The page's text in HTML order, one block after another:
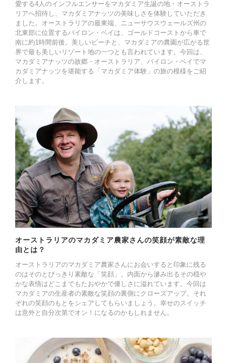
愛する4人のインフルエンサーをマカダミア生誕の地・オーストラ
リアへ招待し、マカダミアナッツの美味しさを体験していただき
ました。オーストラリアの最東端、ニューサウスウェールズ州の
北東部に位置するバイロン・ベイは、ゴールドコーストから車で
南に約1時間前後。美しいビーチと、マカダミアの農園が広がる世
界で最も美しいリゾート地の一つとも言われています。今回は、
マカダミアナッツの故郷・オーストラリア、バイロン・ベイでマ
カダミアナッツを堪能する「マカダミア体験」の旅の模様をご紹
介します。
オーストラリアのマカダミア農家さんの笑顔が素敵な理
由とは？
オーストラリアのマカダミア農家さんにお会いすると印象に残る
のはそのとびっきり素敵な「笑顔」。内面から滲み出るその穏や
かな表情はどこまでもたおやかで優しさに溢れています。今回は
マカダミアの生産者の素敵な笑顔の裏側にクローズアップ。それ
ぞれの笑顔のもとをシェアしてもらいましょう。幸せのスイッチ
は意外と自分次第でオン！になるのかもしれません。